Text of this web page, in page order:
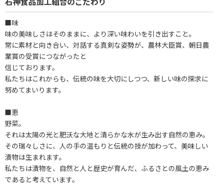
■味
味の美味しさはそのままに、より深い味わいを引き出すこと。
常に素材と向き合い、対話する真剣な姿勢が、農林大臣賞、朝日農
業賞の受賞につながったと
信じております。
私たちはこれからも、伝統の味を大切にしつつ、新しい味の探求に
努めてまいります。
■恵
野菜。
それは太陽の光と肥沃な大地と清らかな水が生み出す自然の恵み。
その瑞々しさに、人の手の温もりと伝統の技が加わって、美味しい
漬物は生まれます。
私たちは漬物を、自然と人と歴史が育んだ、ふるさとの風土の恵み
であると考えています。